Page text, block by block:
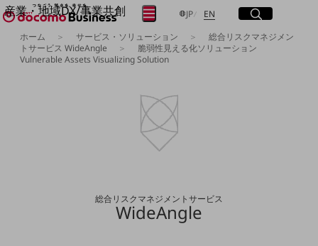
産業・地域DX/事業共創
OPEN HUB for Plural Futures
自律・分散・協調型社会の実現を目指し、
「社会可能性」を探究・実装する事業共創エコシステムです。
プレイヤー(カタリスト/パートナー企業)
JP日本語
EN Englishサイト内検索
開く
メニュー
開く
フリーワードを入力して探す
フリーワードでNTTドコモビジネスの
ホーム サービス・ソリューション
総合リスクマネジメン
トサービス WideAngle
脆弱性見える化ソリューション
Vulnerable Assets Visualizing Solution
総合リスクマネジメントサービス
WideAngle